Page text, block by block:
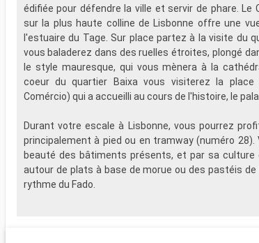
édifiée pour défendre la ville et servir de phare. Le
sur la plus haute colline de Lisbonne offre une
l'estuaire du Tage. Sur place partez à la visite du
vous baladerez dans des ruelles étroites, plongé
le style mauresque, qui vous mènera à la
coeur du quartier Baixa vous visiterez la place
Comércio) qui a accueilli au cours de l'histoire, le
Durant votre escale à Lisbonne, vous pourrez
principalement à pied ou en tramway (numéro
beauté des bâtiments présents, et par sa culture
autour de plats à base de morue ou des pastéis
rythme du Fado.